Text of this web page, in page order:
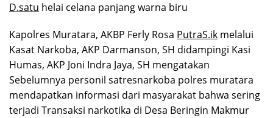
D.satu helai celana panjang warna biru
Kapolres Muratara, AKBP Ferly Rosa PutraS.ik melalui
Kasat Narkoba, AKP Darmanson, SH didampingi Kasi
Humas, AKP Joni Indra Jaya, SH mengatakan
Sebelumnya personil satresnarkoba polres muratara
mendapatkan informasi dari masyarakat bahwa sering
terjadi Transaksi narkotika di Desa Beringin Makmur